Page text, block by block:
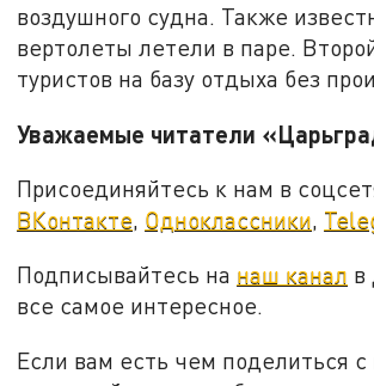
воздушного судна. Также
вертолеты летели в паре.
туристов на базу отдыха без
Уважаемые читатели
Присоединяйтесь к нам в
ВКонтакте, Одноклассники,
Подписывайтесь на наш канал в
все самое интересное.
Если вам есть чем поделиться с